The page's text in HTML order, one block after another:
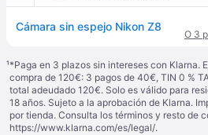
Cámara sin espejo Nikon Z8
O 3
¹*Paga en 3 plazos sin intereses con Klarna.
compra de 120€: 3 pagos de 40€, TIN 0 %
total adeudado 120€. Solo es válido para
18 años. Sujeto a la aprobación de Klarna.
por tienda. Consulta los términos y resto de
https://www.klarna.com/es/legal/.